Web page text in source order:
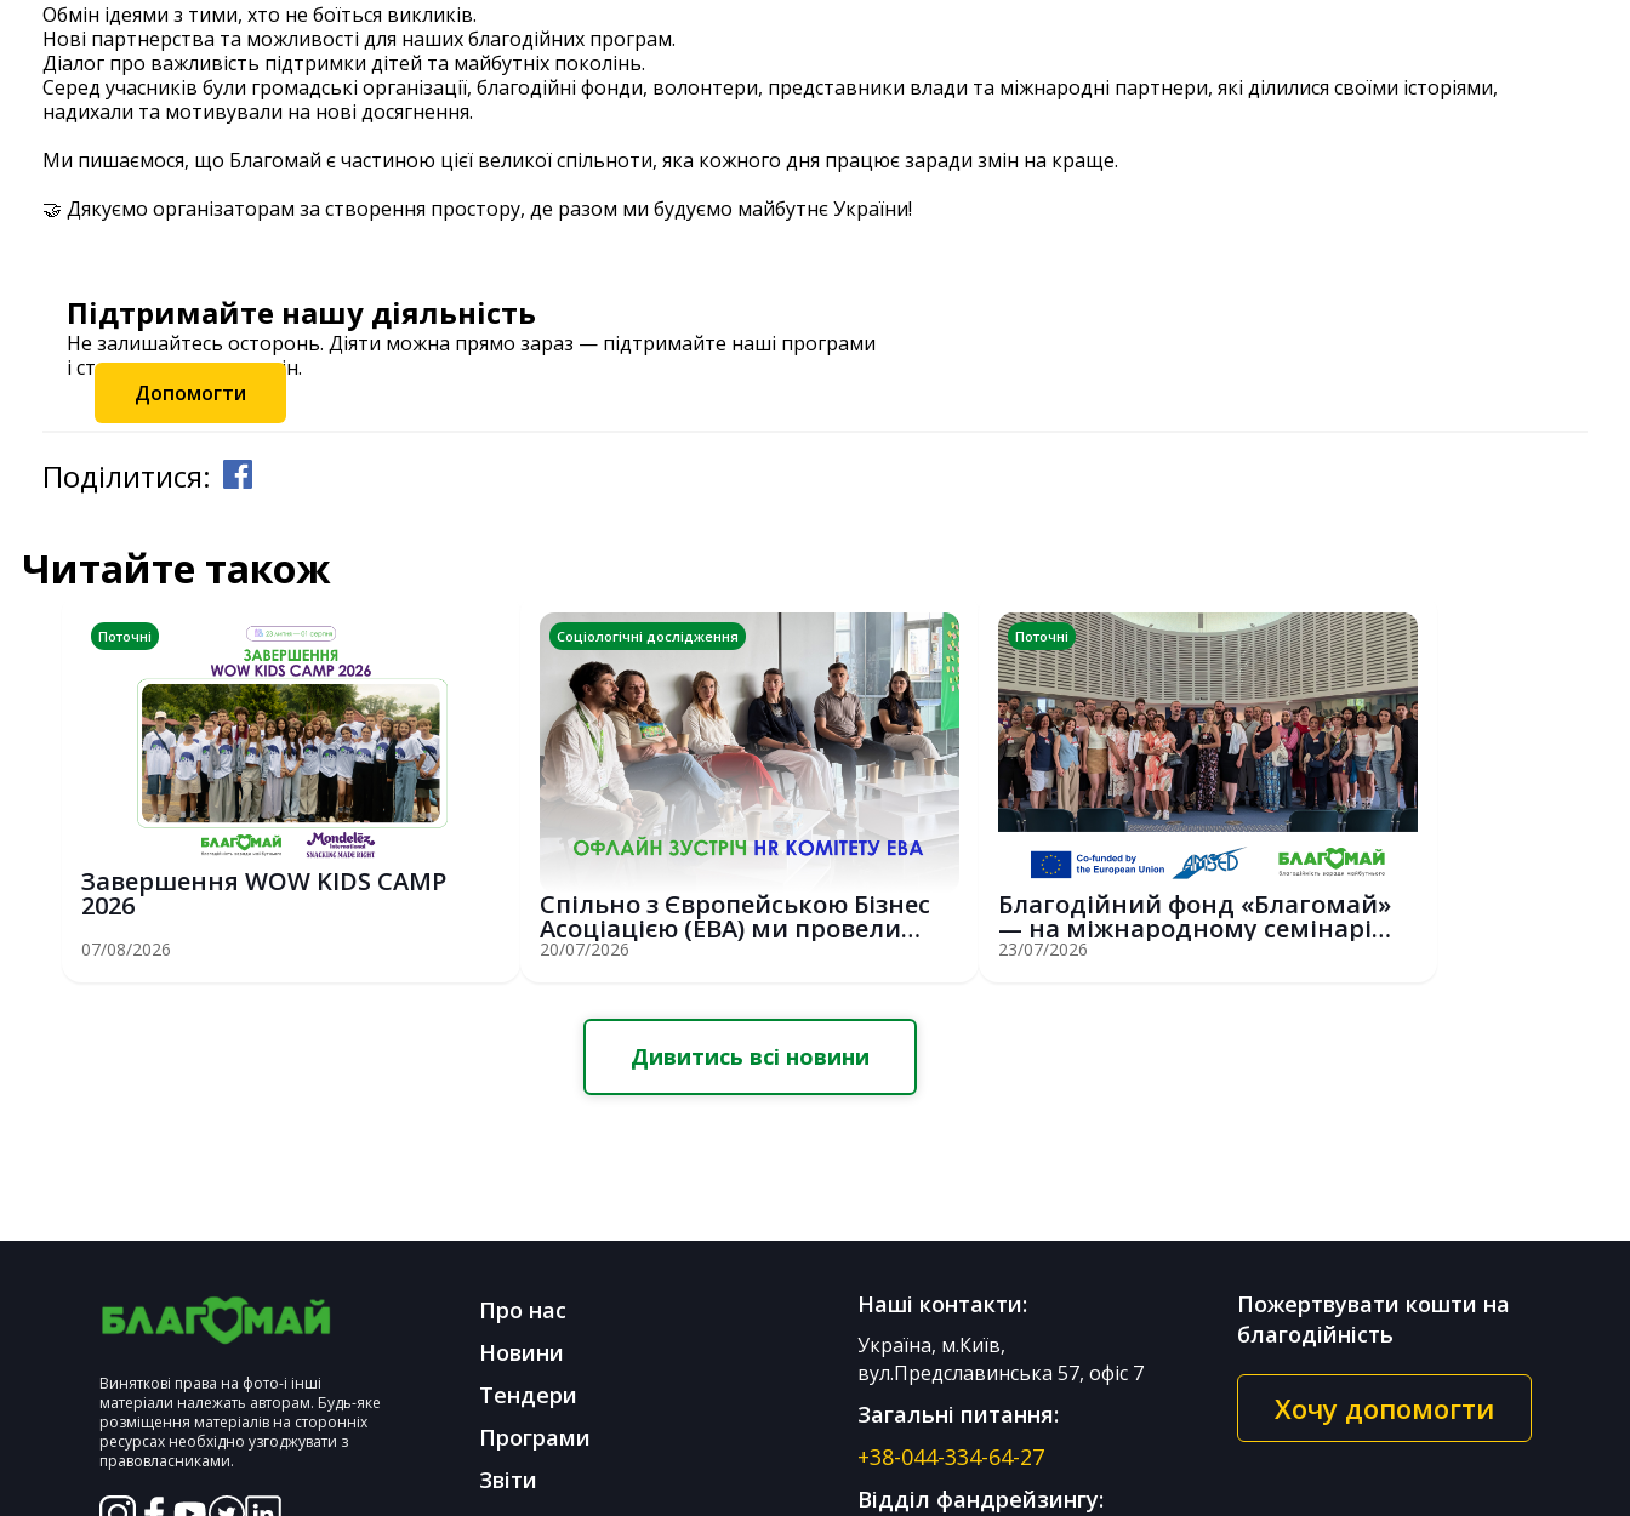
Обмін ідеями з тими, хто не боїться викликів.
Нові партнерства та можливості для наших благодійних програм.
Діалог про важливість підтримки дітей та майбутніх поколінь.
Серед учасників були громадські організації, благодійні фонди, волонтери, представники влади та міжнародні партнери, які ділилися своїми історіями,
надихали та мотивували на нові досягнення.
Ми пишаємося, що Благомай є частиною цієї великої спільноти, яка кожного дня працює заради змін на краще.
🤝 Дякуємо організаторам за створення простору, де разом ми будуємо майбутнє України!
Підтримайте нашу діяльність
Не залишайтесь осторонь. Діяти можна прямо зараз — підтримайте наші програми
і станьте частиною змін.
Допомогти
Поділитися:
Читайте також
Поточні
Завершення WOW KIDS CAMP
2026
07/08/2026
Соціологічні дослідження
Спільно з Європейською Бізнес
Асоціацією (EBA) ми провели
потужну о...
20/07/2026
Поточні
Благодійний фонд «Благомай»
— на міжнародному семінарі
Erasmus+ у С...
23/07/2026
Дивитись всі новини
Виняткові права на фото-і інші
матеріали належать авторам. Будь-яке
розміщення матеріалів на сторонніх
ресурсах необхідно узгоджувати з
правовласниками.
Про нас
Новини
Тендери
Програми
Звіти
Наші контакти:
Україна, м.Київ,
вул.Предславинська 57, офіс 7
Загальні питання:
+38-044-334-64-27
Відділ фандрейзингу:
Пожертвувати кошти на
благодійність
Хочу допомогти